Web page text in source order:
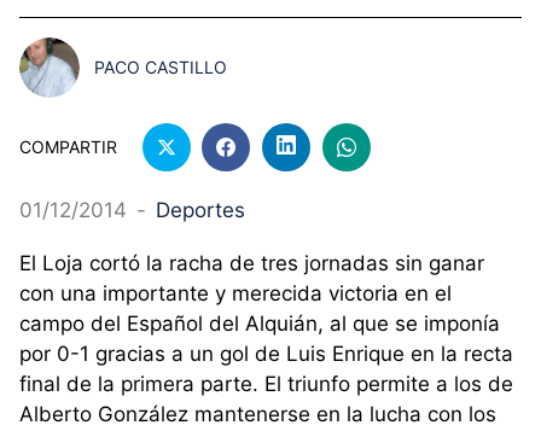
PACO CASTILLO
COMPARTIR
01/12/2014 - Deportes
El Loja cortó la racha de tres jornadas sin ganar
con una importante y merecida victoria en el
campo del Español del Alquián, al que se imponía
por 0-1 gracias a un gol de Luis Enrique en la recta
final de la primera parte. El triunfo permite a los de
Alberto González mantenerse en la lucha con los